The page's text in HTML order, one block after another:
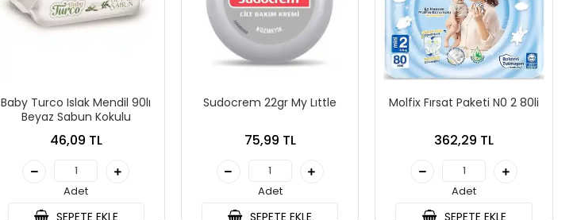
Baby Turco Islak Mendil 90lı
Beyaz Sabun Kokulu
46,09 TL
Adet
Sudocrem 22gr My Lıttle
75,99 TL
Adet
Molfix Fırsat Paketi N0 2 80li
362,29 TL
Adet